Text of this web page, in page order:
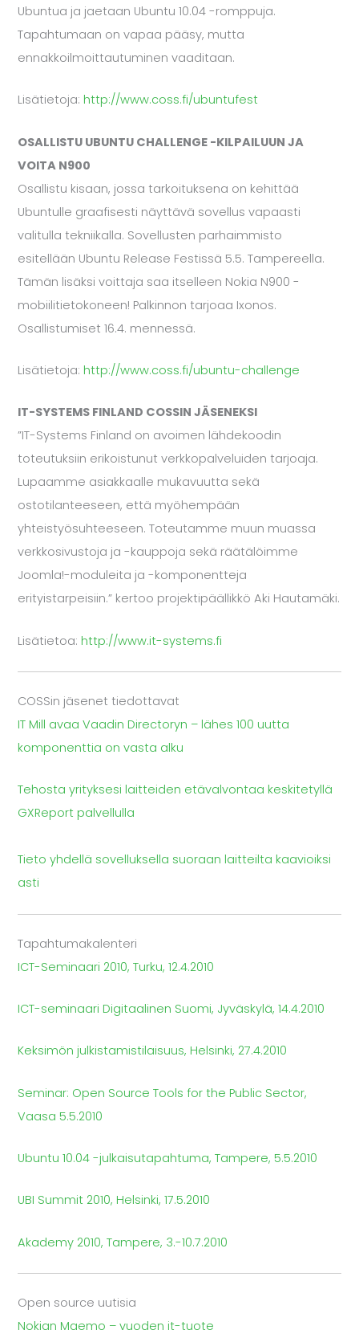
Ubuntua ja jaetaan Ubuntu 10.04 -romppuja.
Tapahtumaan on vapaa pääsy, mutta
ennakkoilmoittautuminen vaaditaan.
Lisätietoja: http://www.coss.fi/ubuntufest
OSALLISTU UBUNTU CHALLENGE -KILPAILUUN JA
VOITA N900
Osallistu kisaan, jossa tarkoituksena on kehittää
Ubuntulle graafisesti näyttävä sovellus vapaasti
valitulla tekniikalla. Sovellusten parhaimmisto
esitellään Ubuntu Release Festissä 5.5. Tampereella.
Tämän lisäksi voittaja saa itselleen Nokia N900 -
mobiilitietokoneen! Palkinnon tarjoaa Ixonos.
Osallistumiset 16.4. mennessä.
Lisätietoja: http://www.coss.fi/ubuntu-challenge
IT-SYSTEMS FINLAND COSSIN JÄSENEKSI
”IT-Systems Finland on avoimen lähdekoodin
toteutuksiin erikoistunut verkkopalveluiden tarjoaja.
Lupaamme asiakkaalle mukavuutta sekä
ostotilanteeseen, että myöhempään
yhteistyösuhteeseen. Toteutamme muun muassa
verkkosivustoja ja -kauppoja sekä räätälöimme
Joomla!-moduleita ja -komponentteja
erityistarpeisiin.” kertoo projektipäällikkö Aki Hautamäki.
Lisätietoa: http://www.it-systems.fi
COSSin jäsenet tiedottavat
IT Mill avaa Vaadin Directoryn – lähes 100 uutta
komponenttia on vasta alku
Tehosta yrityksesi laitteiden etävalvontaa keskitetyllä
GXReport palvellulla
Tieto yhdellä sovelluksella suoraan laitteilta kaavioiksi
asti
Tapahtumakalenteri
ICT-Seminaari 2010, Turku, 12.4.2010
ICT-seminaari Digitaalinen Suomi, Jyväskylä, 14.4.2010
Keksimön julkistamistilaisuus, Helsinki, 27.4.2010
Seminar: Open Source Tools for the Public Sector,
Vaasa 5.5.2010
Ubuntu 10.04 -julkaisutapahtuma, Tampere, 5.5.2010
UBI Summit 2010, Helsinki, 17.5.2010
Akademy 2010, Tampere, 3.-10.7.2010
Open source uutisia
Nokian Maemo – vuoden it-tuote